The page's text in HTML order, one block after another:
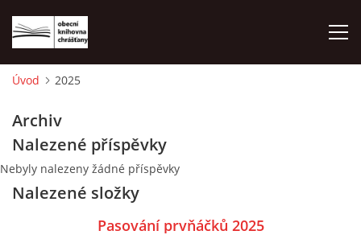
LETNÍ KINO 2026
VÝPŮJČNÍ DOBA
Úvod 2025
Archiv
Nalezené příspěvky
Nebyly nalezeny žádné příspěvky
Nalezené složky
Pasování prvňáčků 2025